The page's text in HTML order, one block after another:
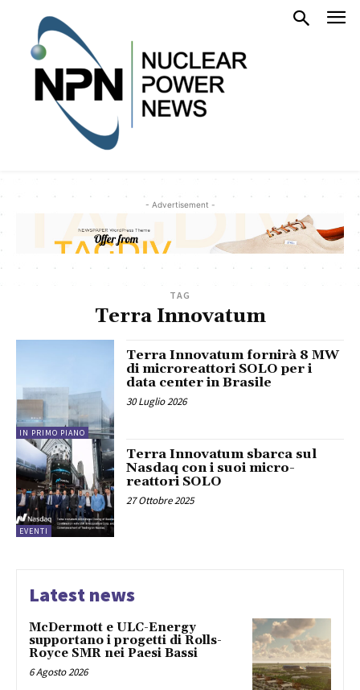
- Advertisement -
TAG
Terra Innovatum
IN PRIMO PIANO
Terra Innovatum fornirà 8 MW
di microreattori SOLO per i
data center in Brasile
30 Luglio 2026
EVENTI
Terra Innovatum sbarca sul
Nasdaq con i suoi micro-
reattori SOLO
27 Ottobre 2025
Latest news
McDermott e ULC-Energy
supportano i progetti di Rolls-
Royce SMR nei Paesi Bassi
6 Agosto 2026